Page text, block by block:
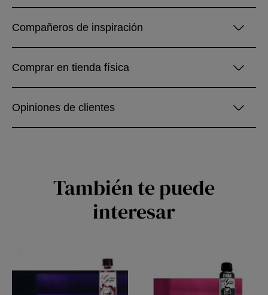
Compañeros de inspiración
Comprar en tienda física
Opiniones de clientes
También te puede
interesar